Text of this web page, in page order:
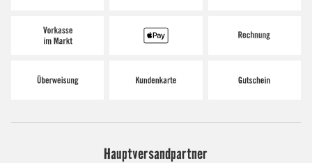
Hauptversandpartner